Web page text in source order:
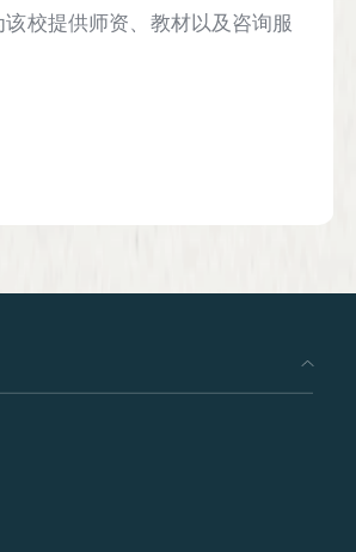
该校提供师资、教材以及咨询服